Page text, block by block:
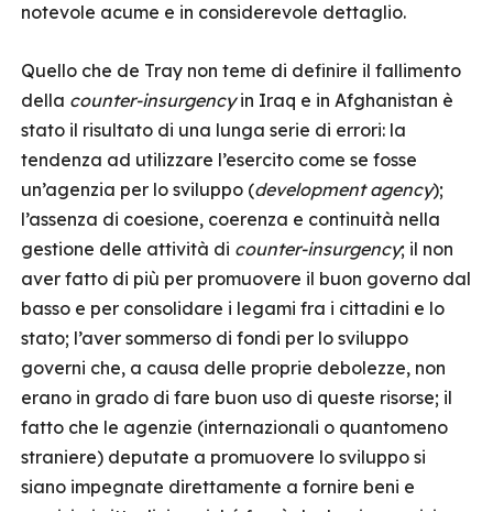
notevole acume e in considerevole dettaglio.
Quello che de Tray non teme di definire il fallimento
della counter-insurgencyin Iraq e in Afghanistan è
stato il risultato di una lunga serie di errori: la
tendenza ad utilizzare l’esercito come se fosse
un’agenzia per lo sviluppo (development agency);
l’assenza di coesione, coerenza e continuità nella
gestione delle attività di counter-insurgency; il non
aver fatto di più per promuovere il buon governo dal
basso e per consolidare i legami fra i cittadini e lo
stato; l’aver sommerso di fondi per lo sviluppo
governi che, a causa delle proprie debolezze, non
erano in grado di fare buon uso di queste risorse; il
fatto che le agenzie (internazionali o quantomeno
straniere) deputate a promuovere lo sviluppo si
siano impegnate direttamente a fornire beni e